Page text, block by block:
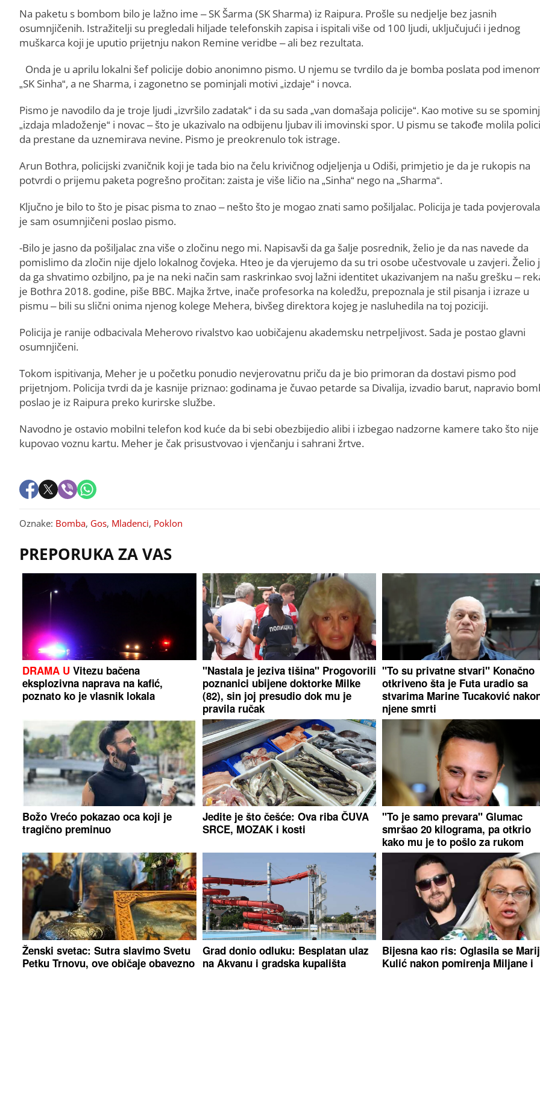
Na paketu s bombom bilo je lažno ime – SK Šarma (SK Sharma) iz Raipura. Prošle su nedjelje bez jasnih
osumnjičenih. Istražitelji su pregledali hiljade telefonskih zapisa i ispitali više od 100 ljudi, uključujući i jednog
muškarca koji je uputio prijetnju nakon Remine veridbe – ali bez rezultata.
Onda je u aprilu lokalni šef policije dobio anonimno pismo. U njemu se tvrdilo da je bomba poslata pod
„SK Sinha“, a ne Sharma, i zagonetno se pominjali motivi „izdaje“ i novca.
Pismo je navodilo da je troje ljudi „izvršilo zadatak“ i da su sada „van domašaja policije“. Kao motive su se
„izdaja mladoženje“ i novac – što je ukazivalo na odbijenu ljubav ili imovinski spor. U pismu se takođe molila
da prestane da uznemirava nevine. Pismo je preokrenulo tok istrage.
Arun Bothra, policijski zvaničnik koji je tada bio na čelu krivičnog odjeljenja u Odiši, primjetio je da je rukopis na
potvrdi o prijemu paketa pogrešno pročitan: zaista je više ličio na „Sinha“ nego na „Sharma“.
Ključno je bilo to što je pisac pisma to znao – nešto što je mogao znati samo pošiljalac. Policija je tada
je sam osumnjičeni poslao pismo.
-Bilo je jasno da pošiljalac zna više o zločinu nego mi. Napisavši da ga šalje posrednik, želio je da nas navede da
pomislimo da zločin nije djelo lokalnog čovjeka. Hteo je da vjerujemo da su tri osobe učestvovale u zavjeri. Želio
da ga shvatimo ozbiljno, pa je na neki način sam raskrinkao svoj lažni identitet ukazivanjem na našu grešku –
je Bothra 2018. godine, piše BBC. Majka žrtve, inače profesorka na koledžu, prepoznala je stil pisanja i izraze u
pismu – bili su slični onima njenog kolege Mehera, bivšeg direktora kojeg je nasluhedila na toj poziciji.
Policija je ranije odbacivala Meherovo rivalstvo kao uobičajenu akademsku netrpeljivost. Sada je postao glavni
osumnjičeni.
Tokom ispitivanja, Meher je u početku ponudio nevjerovatnu priču da je bio primoran da dostavi pismo pod
prijetnjom. Policija tvrdi da je kasnije priznao: godinama je čuvao petarde sa Divalija, izvadio barut, napravio
poslao je iz Raipura preko kurirske službe.
Navodno je ostavio mobilni telefon kod kuće da bi sebi obezbijedio alibi i izbegao nadzorne kamere tako što nije
kupovao voznu kartu. Meher je čak prisustvovao i vjenčanju i sahrani žrtve.
Oznake: Bomba, Gos, Mladenci, Poklon
PREPORUKA ZA VAS
DRAMA U Vitezu bačena
eksplozivna naprava na kafić,
poznato ko je vlasnik lokala
"Nastala je jeziva tišina" Progovorili
poznanici ubijene doktorke Milke
(82), sin joj presudio dok mu je
pravila ručak
"To su privatne stvari" Konačno
otkriveno šta je Futa uradio sa
stvarima Marine Tucaković
njene smrti
Božo Vrećo pokazao oca koji je
tragično preminuo
Jedite je što češće: Ova riba ČUVA
SRCE, MOZAK i kosti
"To je samo prevara" Glumac
smršao 20 kilograma, pa otkrio
kako mu je to pošlo za rukom
Ženski svetac: Sutra slavimo Svetu
Petku Trnovu, ove običaje obavezno
Grad donio odluku: Besplatan ulaz
na Akvanu i gradska kupališta
Bijesna kao ris: Oglasila se
Kulić nakon pomirenja Miljane i